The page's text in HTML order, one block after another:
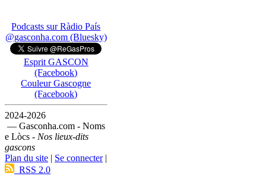
Podcasts sur Ràdio País
@gasconha.com (Bluesky)
Esprit GASCON
(Facebook)
Couleur Gascogne
(Facebook)
2024-2026
— Gasconha.com - Noms
e Lòcs - Nos lieux-dits
gascons
Plan du site | Se connecter|
RSS 2.0